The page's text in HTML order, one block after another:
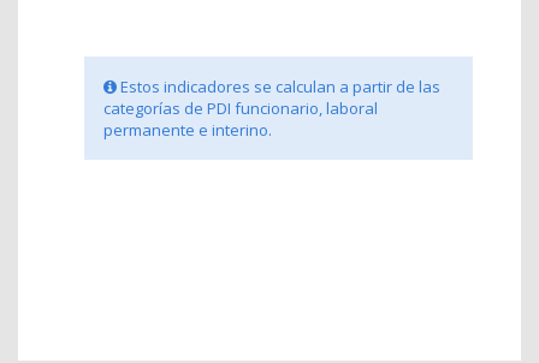
Estos indicadores se calculan a partir de las
categorías de PDI funcionario, laboral
permanente e interino.